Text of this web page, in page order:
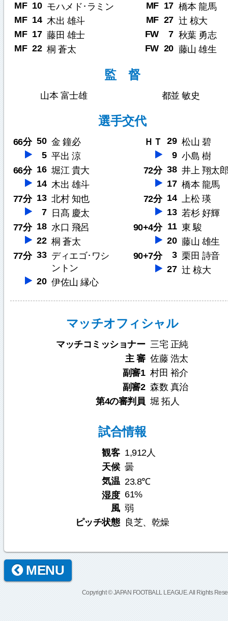
MF 10 モハメド･ラミン
MF 14 木出 雄斗
MF 17 藤田 雄士
MF 22 桐 蒼太
MF 17 橋本 龍馬
MF 27 辻 椋大
FW
7 秋葉 勇志
FW 20 藤山 雄生
監 督
山本 富士雄 都並 敏史
選手交代
66分 50 金 鐘必
5 平出 涼
66分 16 堀江 貴大
14 木出 雄斗
77分 13 北村 知也
7
日髙 慶太
77分 18 水口 飛呂
22 桐 蒼太
77分 33 ディエゴ･ワシ
ントン
20 伊佐山 縁心
ＨＴ 29 松山 碧
9 小島 樹
72分 38 井上 翔太郎
17 橋本 龍馬
72分 14 上松 瑛
13 若杉 好輝
90+4分 11 東 駿
20 藤山 雄生
90+7分
3 栗田 詩音
27 辻 椋大
マッチオフィシャル
マッチコミッショナー 三宅 正純
主 審 佐藤 浩太
副審1 村田 裕介
副審2 森数 真治
第4の審判員 堀 拓人
試合情報
観客 1,912人
天候 曇
気温 23.8℃
湿度 61%
風 弱
ピッチ状態
良芝、乾燥
MENU
Copyright © JAPAN FOOTBALL LEAGUE. All Rights